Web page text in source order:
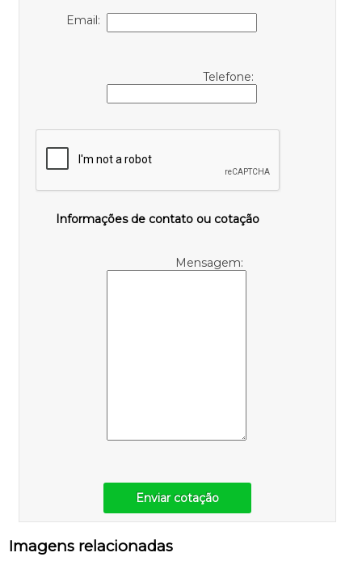
Email:
Telefone:
Informações de contato ou cotação
Mensagem:
Enviar cotação
Imagens relacionadas